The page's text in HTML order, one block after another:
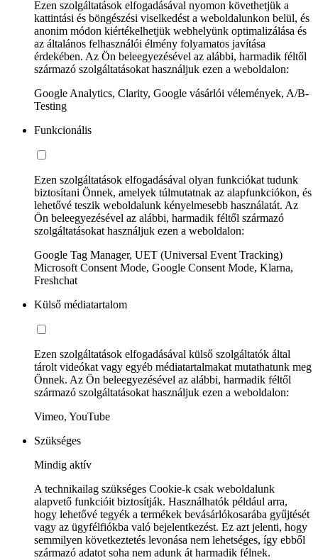
Ezen szolgáltatások elfogadásával nyomon követhetjük a
kattintási és böngészési viselkedést a weboldalunkon belül, és
anonim módon kiértékelhetjük webhelyünk optimalizálása és
az általános felhasználói élmény folyamatos javítása
érdekében. Az Ön beleegyezésével az alábbi, harmadik féltől
származó szolgáltatásokat használjuk ezen a weboldalon:
Google Analytics, Clarity, Google vásárlói vélemények, A/B-
Testing
Funkcionális
Ezen szolgáltatások elfogadásával olyan funkciókat tudunk
biztosítani Önnek, amelyek túlmutatnak az alapfunkciókon, és
lehetővé teszik weboldalunk kényelmesebb használatát. Az
Ön beleegyezésével az alábbi, harmadik féltől származó
szolgáltatásokat használjuk ezen a weboldalon:
Google Tag Manager, UET (Universal Event Tracking)
Microsoft Consent Mode, Google Consent Mode, Klarna,
Freshchat
Külső médiatartalom
Ezen szolgáltatások elfogadásával külső szolgáltatók által
tárolt videókat vagy egyéb médiatartalmakat mutathatunk meg
Önnek. Az Ön beleegyezésével az alábbi, harmadik féltől
származó szolgáltatásokat használjuk ezen a weboldalon:
Vimeo, YouTube
Szükséges
Mindig aktív
A technikailag szükséges Cookie-k csak weboldalunk
alapvető funkcióit biztosítják. Használhatók például arra,
hogy lehetővé tegyék a termékek bevásárlókosarába gyűjtését
vagy az ügyfélfiókba való bejelentkezést. Ez azt jelenti, hogy
semmilyen következtetés levonása nem lehetséges, így ebből
származó adatot soha nem adunk át harmadik félnek.